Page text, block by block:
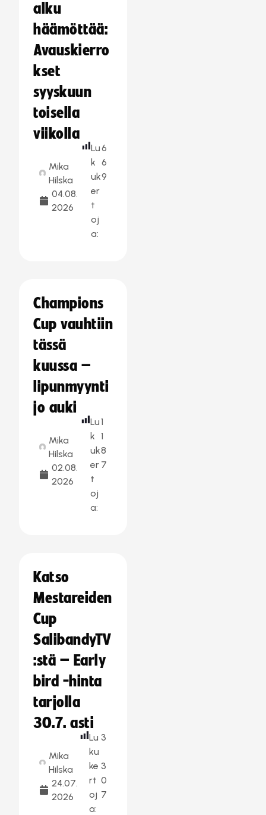
alku
häämöttää:
Avauskierro
kset
syyskuun
toisella
viikolla
Mika
Hilska
04.08.
2026
Lu
k
uk
er
t
oj
a:
6
6
9
Champions
Cup vauhtiin
tässä
kuussa –
lipunmyynti
jo auki
Mika
Hilska
02.08.
2026
Lu
k
uk
er
t
oj
a:
1
1
8
7
Katso
Mestareiden
Cup
SalibandyTV
:stä – Early
bird -hinta
tarjolla
30.7. asti
Mika
Hilska
24.07.
2026
Lu
ku
ke
rt
oj
a:
3
3
0
7